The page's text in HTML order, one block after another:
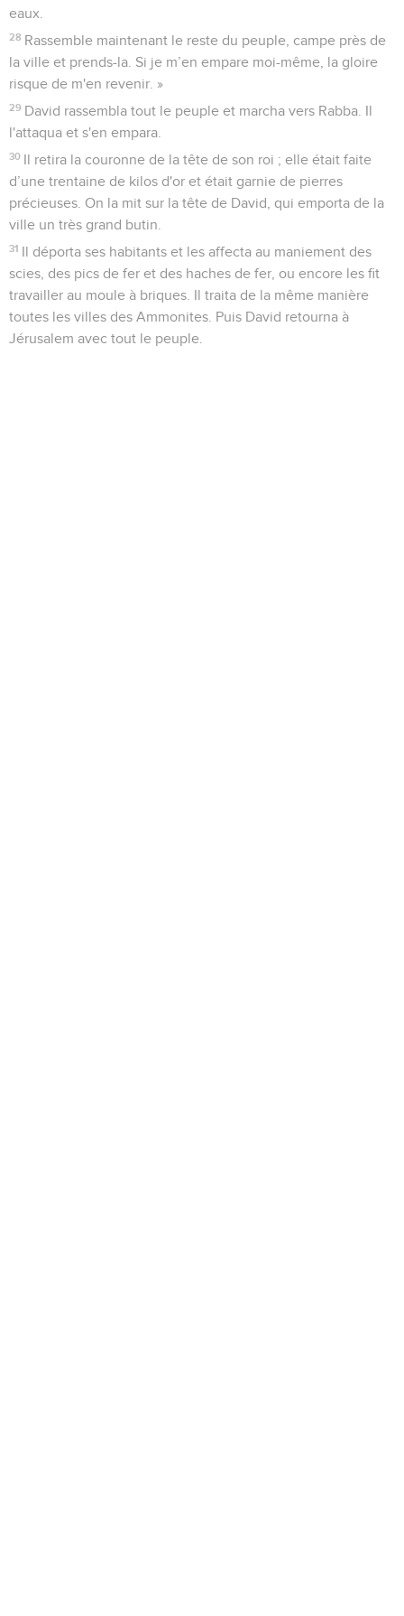
eaux.
28 Rassemble maintenant le reste du peuple, campe près de
la ville et prends-la. Si je m’en empare moi-même, la gloire
risque de m'en revenir. »
29 David rassembla tout le peuple et marcha vers Rabba. Il
l'attaqua et s'en empara.
30 Il retira la couronne de la tête de son roi ; elle était faite
d’une trentaine de kilos d'or et était garnie de pierres
précieuses. On la mit sur la tête de David, qui emporta de la
ville un très grand butin.
31 Il déporta ses habitants et les affecta au maniement des
scies, des pics de fer et des haches de fer, ou encore les fit
travailler au moule à briques. Il traita de la même manière
toutes les villes des Ammonites. Puis David retourna à
Jérusalem avec tout le peuple.